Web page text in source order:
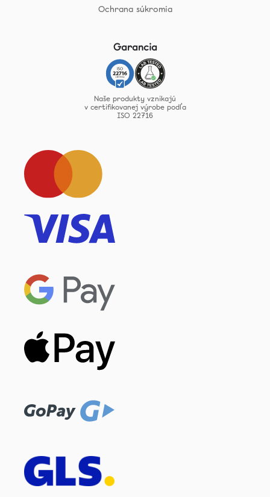
Ochrana súkromia
Garancia
Naše produkty vznikajú
v certifikovanej výrobe podľa
ISO 22716